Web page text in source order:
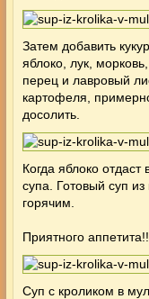
Затем добавить
яблоко, лук,
перец и лавровый
картофеля,
досолить.
Когда яблоко отдаст
супа. Готовый суп
горячим.
Приятного
Суп с кроликом в